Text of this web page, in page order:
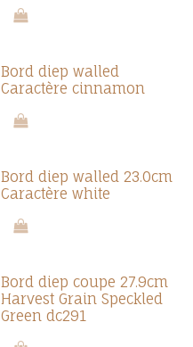
Bord diep walled
Caractère cinnamon
Bord diep walled 23.0cm
Caractère white
Bord diep coupe 27.9cm
Harvest Grain Speckled
Green dc291